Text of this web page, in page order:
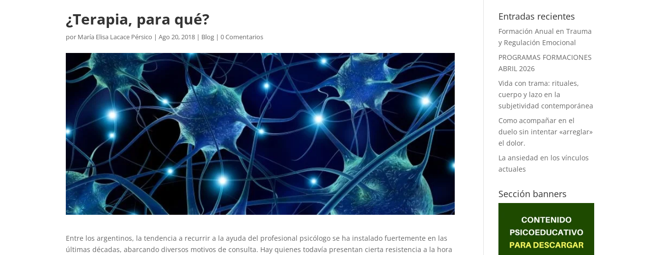
¿Terapia, para qué?
por María Elisa Lacace Pérsico |Ago 20, 2018 | Blog |0 Comentarios
Entre los argentinos, la tendencia a recurrir a la ayuda del profesional psicólogo se ha instalado fuertemente en las
últimas décadas, abarcando diversos motivos de consulta. Hay quienes todavía presentan cierta resistencia a la hora
Entradas recientes
Formación Anual en Trauma
y Regulación Emocional
PROGRAMAS FORMACIONES
ABRIL 2026
Vida con trama: rituales,
cuerpo y lazo en la
subjetividad contemporánea
Como acompañar en el
duelo sin intentar «arreglar»
el dolor.
La ansiedad en los vínculos
actuales
Sección banners